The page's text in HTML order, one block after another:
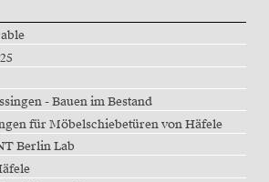
- Bauen im Bestand
für Möbelschiebetüren von Häfele
Berlin Lab